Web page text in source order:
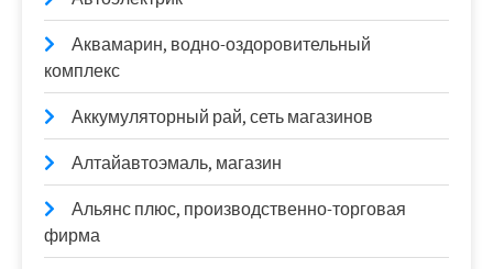
Аквамарин, водно-оздоровительный
комплекс
Аккумуляторный рай, сеть магазинов
Алтайавтоэмаль, магазин
Альянс плюс, производственно-торговая
фирма